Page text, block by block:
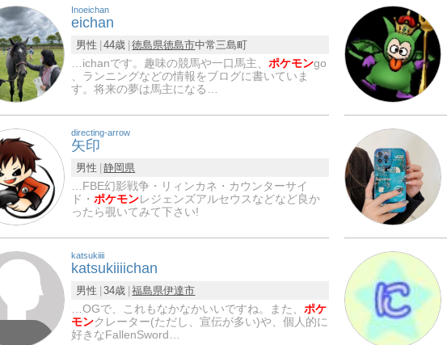
Inoeichan
eichan
男性 44歳 徳島県徳島市中常三島町
…ichanです。趣味の競馬や一口馬主、 ポケモンgo
、ランニングなどの情報をブログに書いていま
す。将来の夢は馬主になる…
directing-arrow
矢印
男性
静岡県
…FBE幻影戦争・リィンカネ・カウンターサイ
ド・ ポケモンレジェンズアルセウスなどなど良か
ったら覗いてみて下さい!
katsukiiii
katsukiiiichan
男性 34歳 福島県伊達市
…OGで、これもなかなかいいですね。また、 ポケ
モンクレーター(ただし、宣伝が多い)や、個人的に
好きなFallenSword…